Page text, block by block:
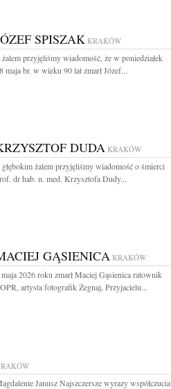
SPISZAK KRAKÓW
przyjęliśmy wiadomość, że w poniedziałek
maja br. w wieku 90 lat zmarł Józef...
DUDA KRAKÓW
głębokim żalem przyjęliśmy wiadomość o śmierci
dr hab. n. med. Krzysztofa Dudy...
GĄSIENICA KRAKÓW
2026 roku zmarł Maciej Gąsienica ratownik
artysta fotografik Żegnaj, Przyjacielu...
Janusz Najszczersze wyrazy współczucia